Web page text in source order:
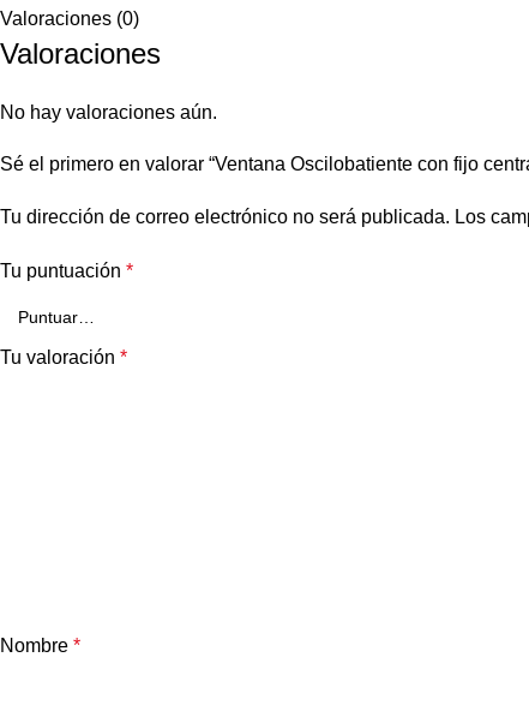
Valoraciones (0)
Valoraciones
No hay valoraciones aún.
Sé el primero en valorar “Ventana Oscilobatiente con fijo
Tu dirección de correo electrónico no será publicada. Los
Tu puntuación *
Tu valoración *
Nombre *